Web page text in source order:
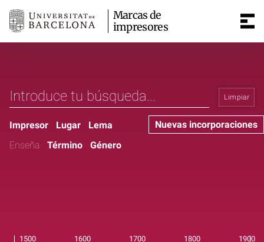
Marcas de
impresores
Limpiar
Nuevas incorporaciones
Impresor Lugar
Lema
Enseña
Término Género